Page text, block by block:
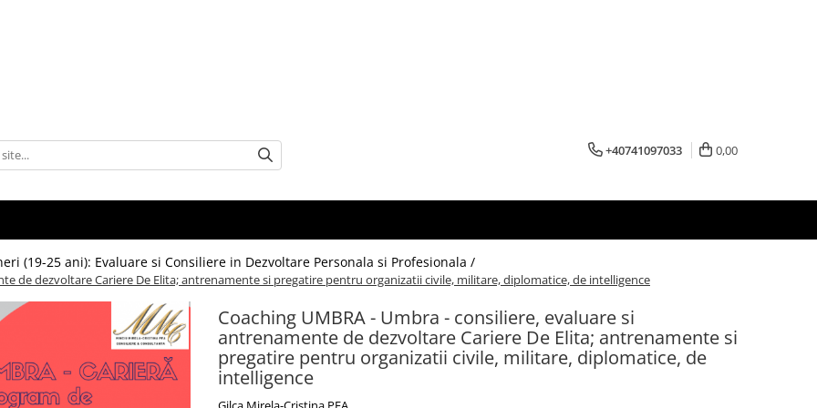
+40741097033 0,00
(19-25 ani): Evaluare si Consiliere in Dezvoltare Personala si Profesionala /
de dezvoltare Cariere De Elita; antrenamente si pregatire pentru organizatii civile, militare, diplomatice, de intelligence
Coaching UMBRA - Umbra - consiliere, evaluare si
antrenamente de dezvoltare Cariere De Elita; antrenamente si
pregatire pentru organizatii civile, militare, diplomatice, de
intelligence